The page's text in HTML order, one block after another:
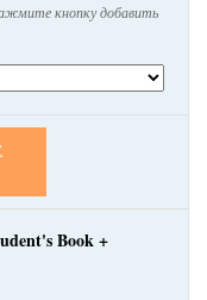
кнопку добавить
Book +